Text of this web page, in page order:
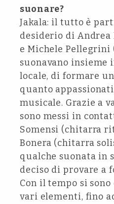
suonare?
Jakala: il tutto è
desiderio di Andrea
e Michele Pellegrini
suonavano insieme
locale, di formare
quanto
musicale. Grazie a
sono messi in
Somensi (chitarra
Bonera (chitarra
qualche suonata in
deciso di provare a
Con il tempo si
vari elementi, fino